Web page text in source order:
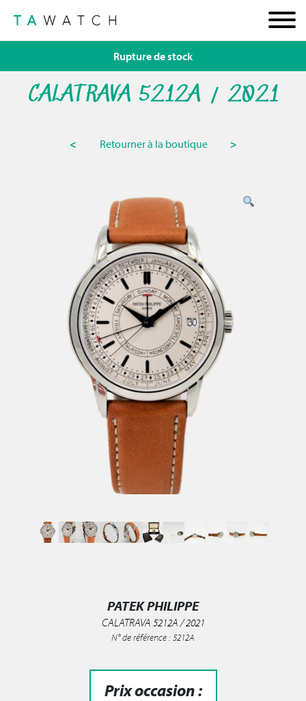
CALATRAVA 5212A / 2021
< Retourner à la boutique >
PATEK PHILIPPE
CALATRAVA 5212A / 2021
N° de référence : 5212A
Prix occasion :
Rupture de stock